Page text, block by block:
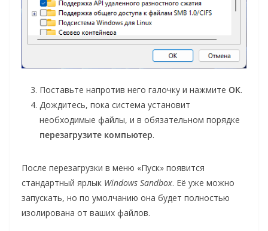
Поставьте напротив него галочку и нажмите ОК.
Дождитесь, пока система установит
необходимые файлы, и в обязательном порядке
перезагрузите компьютер.
После перезагрузки в меню «Пуск» появится
стандартный ярлык Windows Sandbox. Её уже можно
запускать, но по умолчанию она будет полностью
изолирована от ваших файлов.